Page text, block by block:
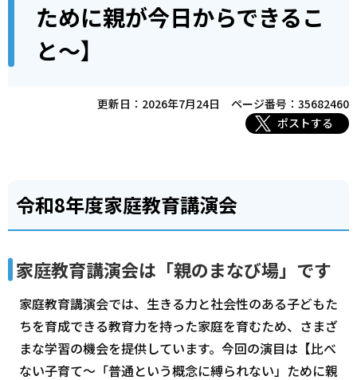
ために親が今日からできるこ
と～】
更新日：2026年7月24日
ページ番号：35682460
ポストする
令和8年度家庭教育講演会
家庭教育講演会は「親のまなび場」です
家庭教育講演会では、生きる力と社会性のある子どもた
ちを育成できる教育力を持った家庭を育むため、さまざ
まな学習の機会を提供しています。今回の演目は【比べ
ない子育て～「普通という概念に縛られない」ために親